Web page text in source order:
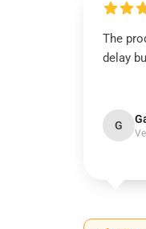
The
delay
G